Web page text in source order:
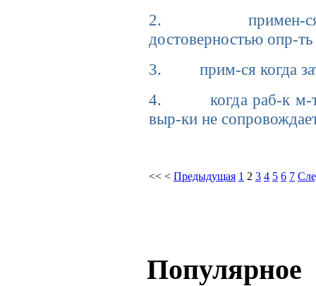
2. примен-ся
достоверностью опр-
3. прим-ся когда
4. когда раб-к м-т
выр-ки не
<< < Предыдущая 1 2 3 4 5 6 7
Популярное